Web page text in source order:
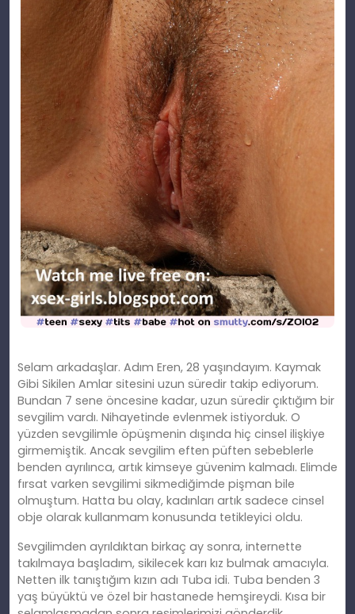
Selam arkadaşlar. Adım Eren, 28 yaşındayım. Kaymak
Gibi Sikilen Amlar sitesini uzun süredir takip ediyorum.
Bundan 7 sene öncesine kadar, uzun süredir çıktığım bir
sevgilim vardı. Nihayetinde evlenmek istiyorduk. O
yüzden sevgilimle öpüşmenin dışında hiç cinsel ilişkiye
girmemiştik. Ancak sevgilim eften püften sebeblerle
benden ayrılınca, artık kimseye güvenim kalmadı. Elimde
fırsat varken sevgilimi sikmediğimde pişman bile
olmuştum. Hatta bu olay, kadınları artık sadece cinsel
obje olarak kullanmam konusunda tetikleyici oldu.
Sevgilimden ayrıldıktan birkaç ay sonra, internette
takılmaya başladım, sikilecek karı kız bulmak amacıyla.
Netten ilk tanıştığım kızın adı Tuba idi. Tuba benden 3
yaş büyüktü ve özel bir hastanede hemşireydi. Kısa bir